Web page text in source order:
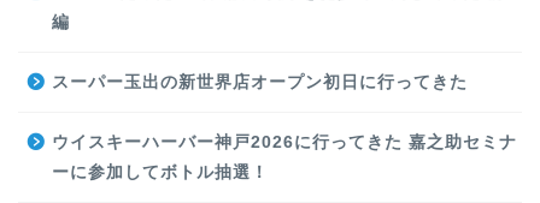
編
スーパー玉出の新世界店オープン初日に行ってきた
ウイスキーハーバー神戸2026に行ってきた 嘉之助セミナ
ーに参加してボトル抽選！